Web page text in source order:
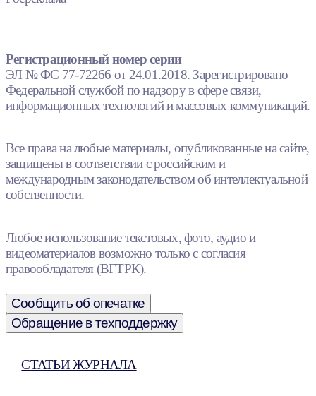
Регистрационный номер серии
ЭЛ № ФС 77-72266 от 24.01.2018. Зарегистрировано
Федеральной службой по надзору в сфере связи,
информационных технологий и массовых коммуникаций.
Все права на любые материалы, опубликованные на сайте,
защищены в соответствии с российским и
международным законодательством об интеллектуальной
собственности.
Любое использование текстовых, фото, аудио и
видеоматериалов возможно только с согласия
правообладателя (ВГТРК).
Сообщить об опечатке
Обращение в техподдержку
СТАТЬИ ЖУРНАЛА